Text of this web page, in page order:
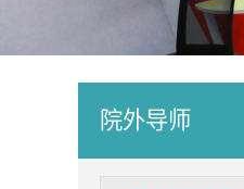
院外导师